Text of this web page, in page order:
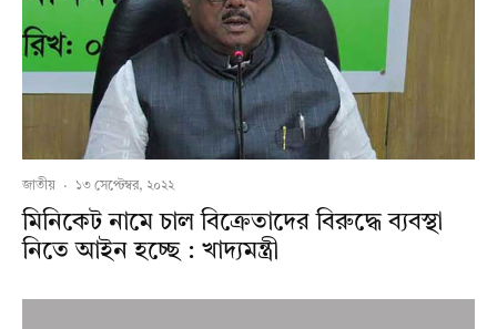
জাতীয় · ১৩ সেপ্টেম্বর, ২০২২
মিনিকেট নামে চাল বিক্রেতাদের বিরুদ্ধে ব্যবস্থা
নিতে আইন হচ্ছে : খাদ্যমন্ত্রী